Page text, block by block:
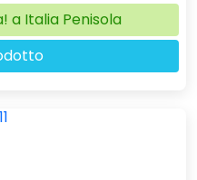
a Italia Penisola